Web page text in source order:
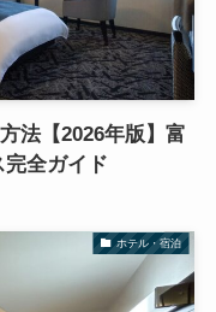
法【2026年版】富
全ガイド
ホテル・宿泊